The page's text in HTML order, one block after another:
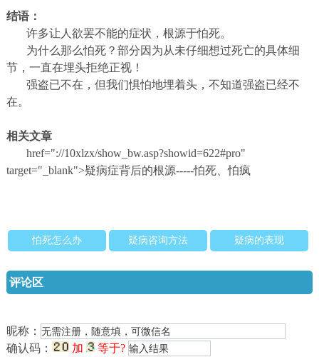
结语：
许多让人欲罢不能的症状，根源于怕死。
为什么那么怕死？部分因为从未仔细想过死亡的具体细
节，一直在埋头拒绝正视！
强盗已不在，但我们惧怕地埋着头，不知道强盗已经不
在。
相关文章
href="://10xlzx/show_bw.asp?showid=622#pro"
target="_blank">疑病症背后的根源-----怕死、怕疯
怕死怎么办 疑病咨询方法 疑病的表现
评论区
昵称：
确认码：
加 等于?